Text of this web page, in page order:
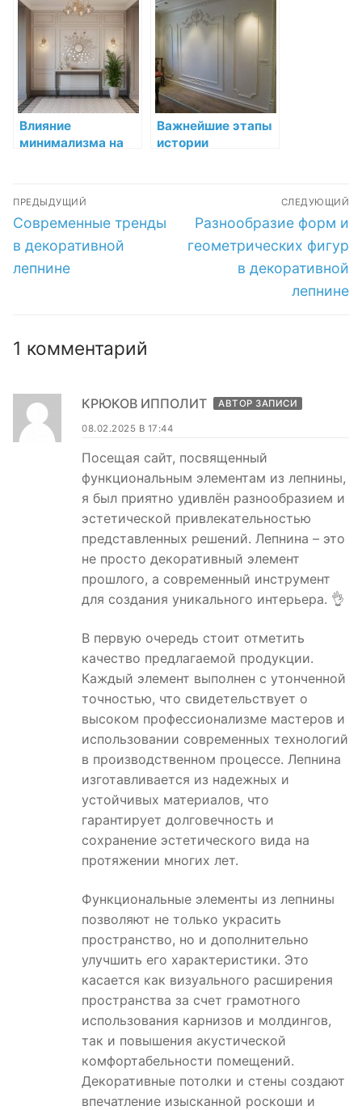
лепнине: арт-
решения для
дизайна
современного
интерьера
лепнины
Влияние
минимализма на
интерьере
Важнейшие этапы
истории
Навигация
по
записям
ПРЕДЫДУЩИЙ
Предыдущая
запись:
Современные тренды
в декоративной
лепнине
СЛЕДУЮЩИЙ
Следующая
запись:
Разнообразие форм и
геометрических фигур
в декоративной
лепнине
1 комментарий
КРЮКОВ ИППОЛИТ АВТОР ЗАПИСИ
08.02.2025 В 17:44
Посещая сайт, посвященный
функциональным элементам из лепнины,
я был приятно удивлён разнообразием и
эстетической привлекательностью
представленных решений. Лепнина – это
не просто декоративный элемент
прошлого, а современный инструмент
для создания уникального интерьера. 👌
В первую очередь стоит отметить
качество предлагаемой продукции.
Каждый элемент выполнен с утонченной
точностью, что свидетельствует о
высоком профессионализме мастеров и
использовании современных технологий
в производственном процессе. Лепнина
изготавливается из надежных и
устойчивых материалов, что
гарантирует долговечность и
сохранение эстетического вида на
протяжении многих лет.
Функциональные элементы из лепнины
позволяют не только украсить
пространство, но и дополнительно
улучшить его характеристики. Это
касается как визуального расширения
пространства за счет грамотного
использования карнизов и молдингов,
так и повышения акустической
комфортабельности помещений.
Декоративные потолки и стены создают
впечатление изысканной роскоши и